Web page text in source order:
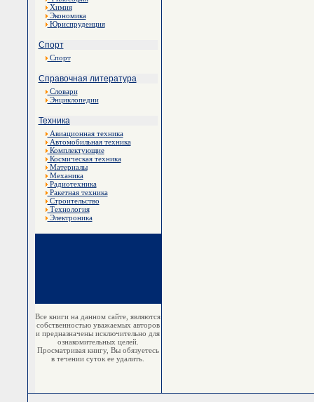
Химия
Экономика
Юриспруденция
Спорт
Спорт
Справочная литература
Словари
Энциклопедии
Техника
Авиационная техника
Автомобильная техника
Комплектующие
Космическая техника
Материалы
Механика
Радиотехника
Ракетная техника
Строительство
Технология
Электроника
Все книги на данном сайте, являются
собственностью уважаемых авторов
и предназначены исключительно для
ознакомительных целей.
Просматривая книгу, Вы обязуетесь
в течении суток ее удалить.